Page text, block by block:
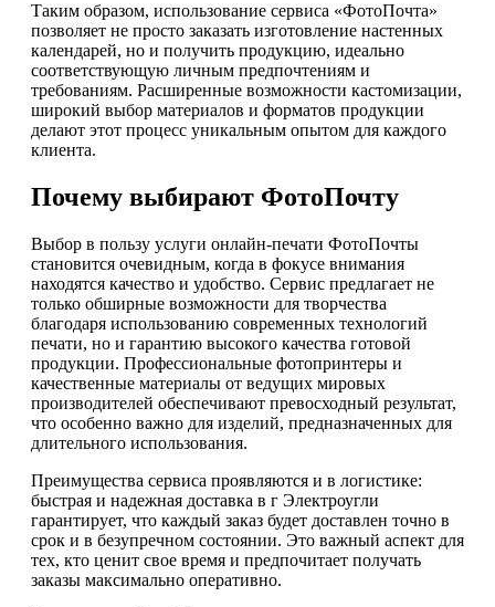
Таким образом, использование сервиса «ФотоПочта»
позволяет не просто заказать изготовление настенных
календарей, но и получить продукцию, идеально
соответствующую личным предпочтениям и
требованиям. Расширенные возможности кастомизации,
широкий выбор материалов и форматов продукции
делают этот процесс уникальным опытом для каждого
клиента.
Почему выбирают ФотоПочту
Выбор в пользу услуги онлайн-печати ФотоПочты
становится очевидным, когда в фокусе внимания
находятся качество и удобство. Сервис предлагает не
только обширные возможности для творчества
благодаря использованию современных технологий
печати, но и гарантию высокого качества готовой
продукции. Профессиональные фотопринтеры и
качественные материалы от ведущих мировых
производителей обеспечивают превосходный результат,
что особенно важно для изделий, предназначенных для
длительного использования.
Преимущества сервиса проявляются и в логистике:
быстрая и надежная доставка в г Электроугли
гарантирует, что каждый заказ будет доставлен точно в
срок и в безупречном состоянии. Это важный аспект для
тех, кто ценит свое время и предпочитает получать
заказы максимально оперативно.